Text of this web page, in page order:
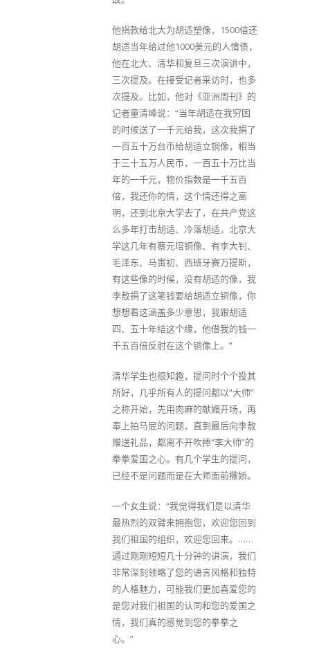
他捐款给北大为胡适塑像，1500倍还
胡适当年给过他1000美元的人情债，
他在北大、清华和复旦三次演讲中，
三次提及。在接受记者采访时，也多
次提及。比如，他对《亚洲周刊》的
记者童清峰说：“当年胡适在我穷困
的时候送了一千元给我，这次我捐了
一百五十万台币给胡适立铜像，相当
于三十五万人民币，一百五十万比当
年的一千元，物价指数是一千五百
倍，我还你的情，这个情还得之高
明，还到北京大学去了，在共产党这
么多年打击胡适、冷落胡适，北京大
学这几年有蔡元培铜像、有李大钊、
毛泽东、马寅初、西班牙赛万提斯，
有这些像的时候，没有胡适的像，我
李敖捐了这笔钱要给胡适立铜像，你
想想看这涵盖多少意思，我跟胡适
四、五十年结这个缘，他借我的钱一
千五百倍反射在这个铜像上。”
清华学生也很知趣，提问时个个投其
所好，几乎所有人的提问都以“大师”
之称开始，先用肉麻的献媚开场，再
奉上拍马屁的问题，直到最后向李敖
赠送礼品，都离不开吹捧“李大师”的
拳拳爱国之心。有几个学生的提问，
已经不是问题而是在大师面前撒娇。
一个女生说：“我觉得我们是以清华
最热烈的双臂来拥抱您，欢迎您回到
我们祖国的组织，欢迎您回来。……
通过刚刚短短几十分钟的讲演，我们
非常深刻领略了您的语言风格和独特
的人格魅力，可能我们更加喜爱您的
是您对我们祖国的认同和您的爱国之
情，我们真的感觉到您的拳拳之
心。”